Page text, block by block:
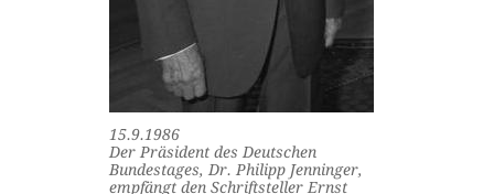
15.9.1986
Der Präsident des Deutschen
Bundestages, Dr. Philipp Jenninger,
empfängt den Schriftsteller Ernst